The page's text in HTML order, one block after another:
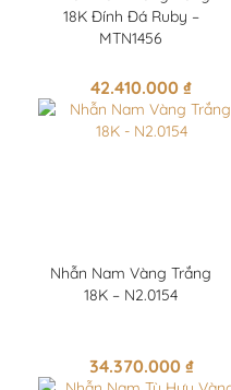
18K Đính Đá Ruby –
MTN1456
42.410.000 ₫
Nhẫn Nam Vàng Trắng
18K – N2.0154
34.370.000 ₫